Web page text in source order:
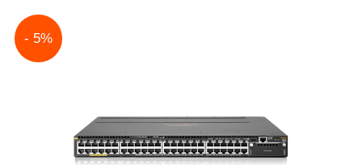
- 5%
$152,423.00.